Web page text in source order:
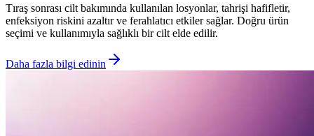
Tıraş sonrası cilt bakımında kullanılan losyonlar, tahrişi hafifletir,
enfeksiyon riskini azaltır ve ferahlatıcı etkiler sağlar. Doğru ürün
seçimi ve kullanımıyla sağlıklı bir cilt elde edilir.
Daha fazla bilgi edinin